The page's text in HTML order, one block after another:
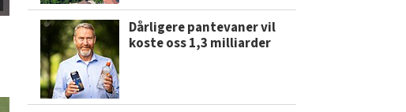
Dårligere pantevaner vil
koste oss 1,3 milliarder